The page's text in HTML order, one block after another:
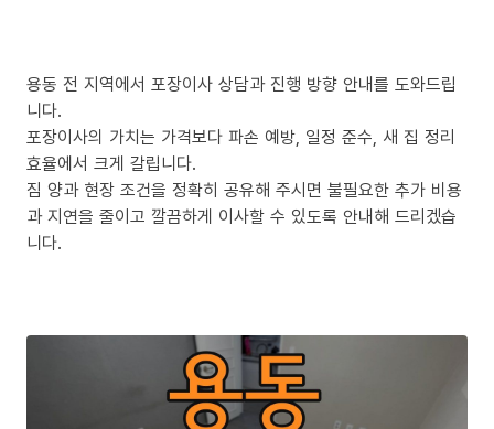
용동 전 지역에서 포장이사 상담과 진행 방향 안내를 도와드립
니다.
포장이사의 가치는 가격보다 파손 예방, 일정 준수, 새 집 정리
효율에서 크게 갈립니다.
짐 양과 현장 조건을 정확히 공유해 주시면 불필요한 추가 비용
과 지연을 줄이고 깔끔하게 이사할 수 있도록 안내해 드리겠습
니다.